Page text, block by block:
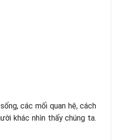
các mối quan hệ, cách
khác nhìn thấy chúng ta.